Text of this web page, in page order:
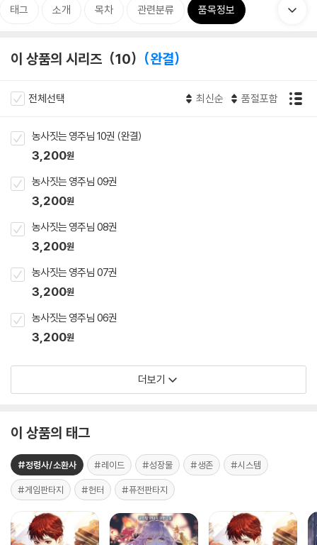
태그 소개 목차 관련분류 품목정보
이 상품의 시리즈 10 완결
전체선택 최신순 품절포함
농사짓는 영주님 10권 (완결)
3,200원
농사짓는 영주님 09권
3,200원
농사짓는 영주님 08권
3,200원
농사짓는 영주님 07권
3,200원
농사짓는 영주님 06권
3,200원
더보기
이 상품의 태그
#정령사/소환사 #레이드 #성장물 #생존 #시스템
#게임판타지 #헌터 #퓨전판타지